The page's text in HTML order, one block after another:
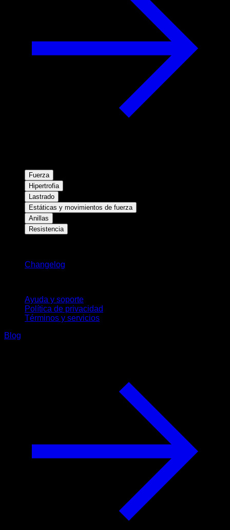
Fuerza
Hipertrofia
Lastrado
Estáticas y movimientos de fuerza
Anillas
Resistencia
Changelog
Ayuda y soporte
Política de privacidad
Términos y servicios
Blog